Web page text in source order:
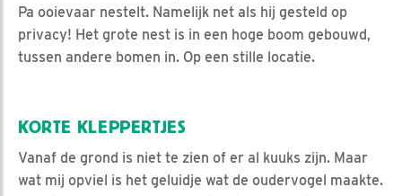
Pa ooievaar nestelt. Namelijk net als hij gesteld op
privacy! Het grote nest is in een hoge boom gebouwd,
tussen andere bomen in. Op een stille locatie.
KORTE KLEPPERTJES
Vanaf de grond is niet te zien of er al kuuks zijn. Maar
wat mij opviel is het geluidje wat de oudervogel maakte.